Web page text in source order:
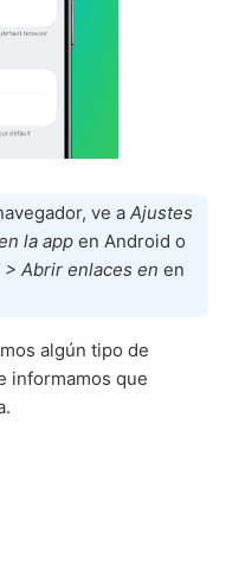
ve a Ajustes
la app en Android o
Abrir enlaces en en
algún tipo de
informamos que